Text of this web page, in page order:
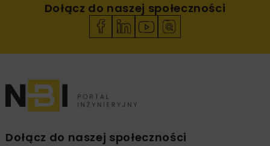
Dołącz do naszej społeczności
Dołącz do naszej społeczności